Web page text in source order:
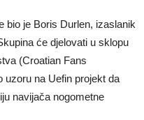
bio je Boris Durlen, izaslanik
će djelovati u sklopu
(Croatian Fans
uzoru na Uefin projekt da
navijača nogometne